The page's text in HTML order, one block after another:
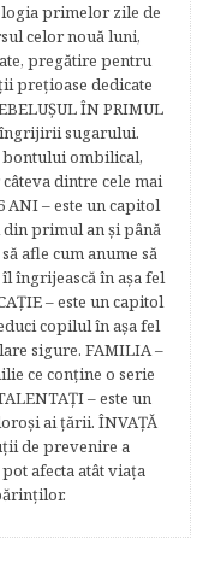
primelor zile de
celor nouă luni,
pregătire pentru
preţioase dedicate
ÎN PRIMUL
îngrijirii sugarului.
ombilical,
dintre cele mai
ANI – este un capitol
primul an şi până
afle cum anume să
îngrijească în aşa fel
– este un capitol
copilul în aşa fel
sigure. FAMILIA –
ce conţine o serie
– este un
ai țării. ÎNVAŢĂ
de prevenire a
afecta atât viaţa